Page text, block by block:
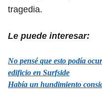
tragedia.
Le puede interesar:
No pensé que esto podía
edificio en Surfside
Había un hundimiento